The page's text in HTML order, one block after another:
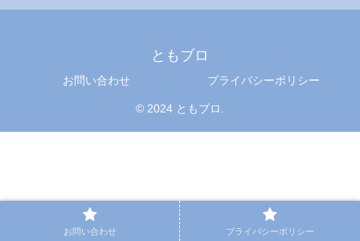
ともブロ
お問い合わせ プライバシーポリシー
© 2024 ともブロ.
お問い合わせ プライバシーポリシー